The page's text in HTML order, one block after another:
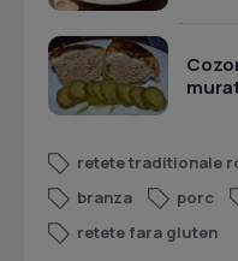
retete traditionale
branza
porc
retete fara gluten